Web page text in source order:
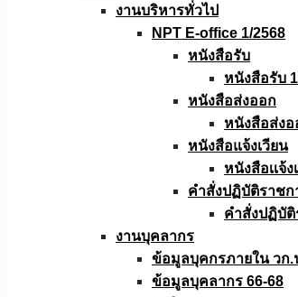
งานบริหารทั่วไป
NPT E-office 1/2568
หนังสือรับ
หนังสือรับ
หนังสือส่งออก
หนังสือส่งอ
หนังสือแจ้งเวียน
หนังสือเเจ้
คำสั่งปฏิบัติราชก
คำสั่งปฏิบัติ
งานบุคลากร
ข้อมูลบุคกรภายใน วก.
ข้อมูลบุคลากร 66-68